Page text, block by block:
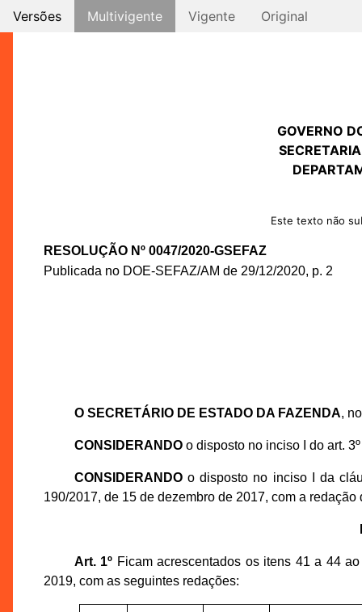
Versões Multivigente Vigente Original
GOVERNO
Este texto não
RESOLUÇÃO Nº 0047/2020-GSEFAZ
Publicada no DOE-SEFAZ/AM de 29/12/2020, p. 2
O SECRETÁRIO DE ESTADO DA FAZENDA,
CONSIDERANDOo disposto no inciso I do art.
CONSIDERANDOo disposto no inciso I da
190/2017, de 15 de dezembro de 2017, com a
Art. 1º Ficam acrescentados os itens 41 a 44
2019, com as seguintes redações: